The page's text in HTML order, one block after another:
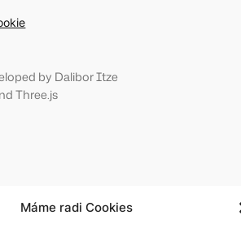
Máme radi Cookies
by Dalibor Itze
Three.js